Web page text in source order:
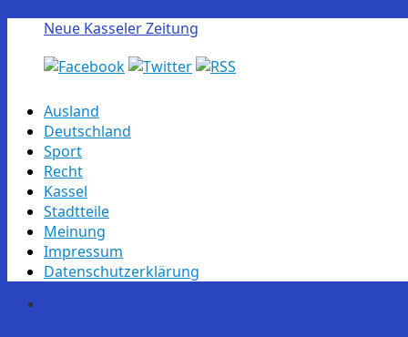
Neue Kasseler Zeitung
Skip
content
Ausland
Deutschland
Sport
Recht
Kassel
Stadtteile
Meinung
Impressum
Datenschutzerklärung